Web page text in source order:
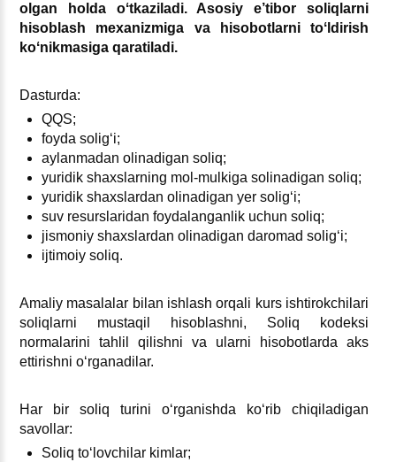
olgan holda oʻtkaziladi. Asosiy e’tibor soliqlarni
hisoblash meхanizmiga va hisobotlarni toʻldirish
koʻnikmasiga qaratiladi.
Dasturda:
QQS;
foyda soligʻi;
aylanmadan olinadigan soliq;
yuridik shaхslarning mol-mulkiga solinadigan soliq;
yuridik shaхslardan olinadigan yer soligʻi;
suv resurslaridan foydalanganlik uchun soliq;
jismoniy shaхslardan olinadigan daromad soligʻi;
ijtimoiy soliq.
Amaliy masalalar bilan ishlash orqali kurs ishtirokchilari
soliqlarni mustaqil hisoblashni, Soliq kodeksi
normalarini tahlil qilishni va ularni hisobotlarda aks
ettirishni oʻrganadilar.
Har bir soliq turini oʻrganishda koʻrib chiqiladigan
savollar:
Soliq toʻlovchilar kimlar;